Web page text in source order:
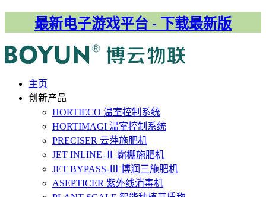
最新电子游戏平台 - 下载最新版
主⻚
创新产品
HORTIECO 温室控制系统
HORTIMAGI 温室控制系统
PRECISER 云萍施肥机
JET INLINE-Ⅱ 霸棚施肥机
JET BYPASS-Ⅲ 博润三施肥机
ASEPTICER 紫外线消毒机